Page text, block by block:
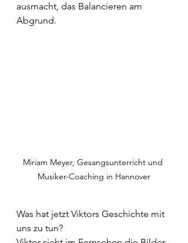
ausmacht, das Balancieren am
Abgrund.
Miriam Meyer, Gesangsunterricht und
Musiker-Coaching in Hannover
Was hat jetzt Viktors Geschichte mit
uns zu tun?